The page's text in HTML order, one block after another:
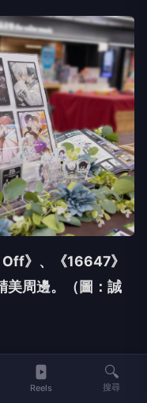
》、《16647》
美周邊。（圖：誠
期間限定《不可知
Reels
🔍
搜尋